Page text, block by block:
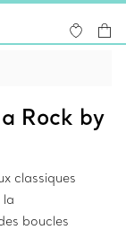
Rock by
classiques
la
boucles